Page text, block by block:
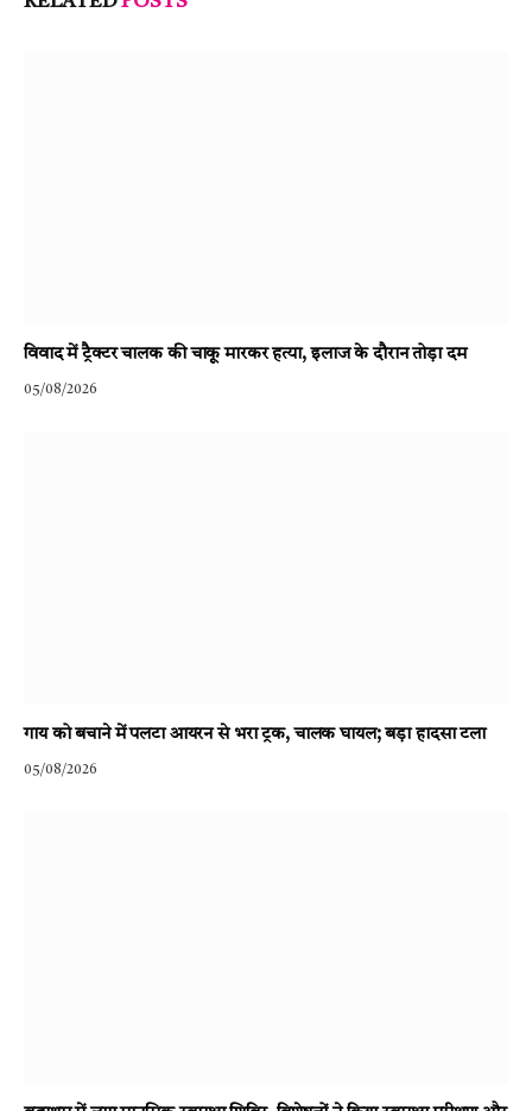
विवाद में ट्रैक्टर चालक की चाकू मारकर हत्या, इलाज के दौरान तोड़ा दम
05/08/2026
गाय को बचाने में पलटा आयरन से भरा ट्रक, चालक घायल; बड़ा हादसा टला
05/08/2026